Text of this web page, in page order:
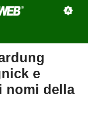
e
nomi della